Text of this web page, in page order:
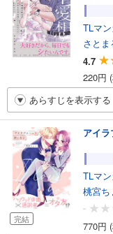
TLマ
さと
4.7
220円
あらすじを表示する
完結
アイラ
TLマ
桃宮ち
-
770円